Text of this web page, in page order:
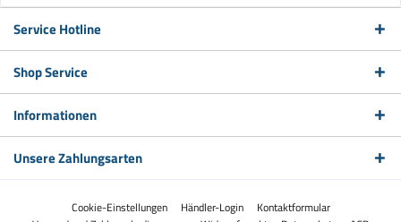
Service Hotline
Shop Service
Informationen
Unsere Zahlungsarten
Cookie-Einstellungen Händler-Login
Kontaktformular